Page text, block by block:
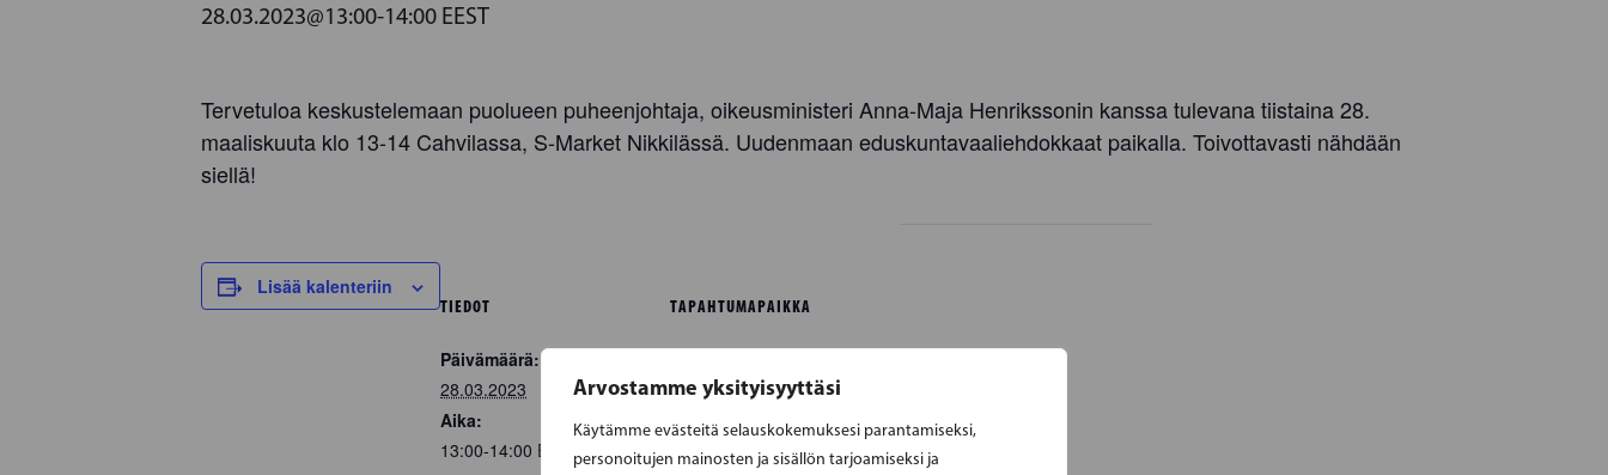
Arvostamme yksityisyyttäsi
Käytämme evästeitä selauskokemuksesi parantamiseksi,
personoitujen mainosten ja sisällön tarjoamiseksi ja
28.03.2023@13:00-14:00 EEST
Tervetuloa keskustelemaan puolueen puheenjohtaja, oikeusministeri Anna-Maja Henrikssonin kanssa tulevana tiistaina 28.
maaliskuuta klo 13-14 Cahvilassa, S-Market Nikkilässä. Uudenmaan eduskuntavaaliehdokkaat paikalla. Toivottavasti nähdään
siellä!
Lisää kalenteriin
TIEDOT
Päivämäärä:
28.03.2023
Aika:
13:00-14:00 EEST
TAPAHTUMAPAIKKA
Borgnäsvägen 2
Map